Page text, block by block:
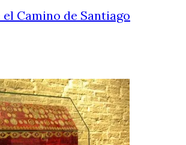
el Camino de Santiago